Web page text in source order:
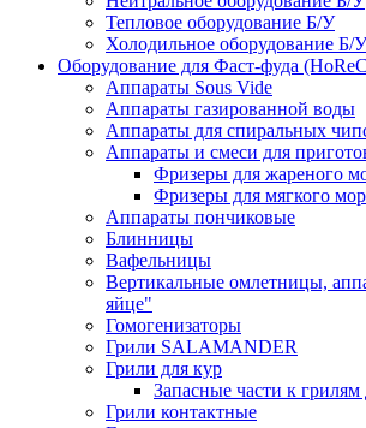
Тепловое оборудование Б/У
Холодильное оборудование Б/У
Оборудование для Фаст-фуда
Аппараты Sous Vide
Аппараты газированной воды
Аппараты для спиральных
Аппараты и смеси для
Фризеры для жареного
Фризеры для мягкого
Аппараты пончиковые
Блинницы
Вафельницы
Вертикальные омлетницы,
яйце"
Гомогенизаторы
Грили SALAMANDER
Грили для кур
Запасные части к грилям
Грили контактные